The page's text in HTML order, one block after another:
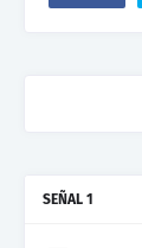
SEÑAL 1